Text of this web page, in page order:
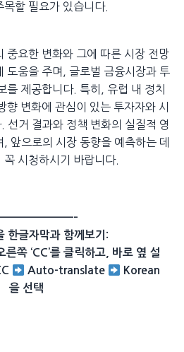
할 필요가 있습니다.
중요한 변화와 그에 따른 시장 전망
도움을 주며, 글로벌 금융시장과 투
를 제공합니다. 특히, 유럽 내 정치
향 변화에 관심이 있는 투자자와 시
선거 결과와 정책 변화의 실질적 영
앞으로의 시장 동향을 예측하는 데
시청하시기 바랍니다.
한글자막과 함께보기:
쪽 ‘CC’를 클릭하고, 바로 옆 설
Auto-translate
Korean
을 선택